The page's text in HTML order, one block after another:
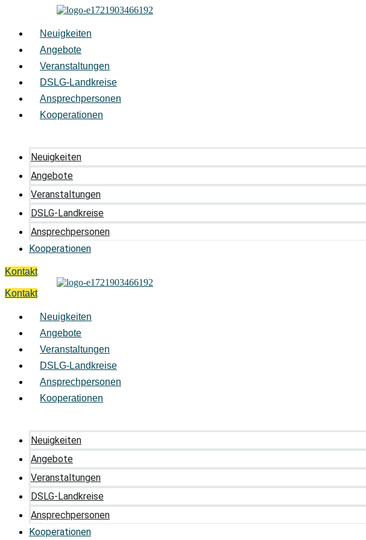
springen
Neuigkeiten
Angebote
Veranstaltungen
DSLG-Landkreise
Ansprechpersonen
Kooperationen
Neuigkeiten
Angebote
Veranstaltungen
DSLG-Landkreise
Ansprechpersonen
Kooperationen
Kontakt
Kontakt
Neuigkeiten
Angebote
Veranstaltungen
DSLG-Landkreise
Ansprechpersonen
Kooperationen
Neuigkeiten
Angebote
Veranstaltungen
DSLG-Landkreise
Ansprechpersonen
Kooperationen